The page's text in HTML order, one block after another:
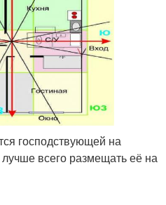
господствующей на
всего размещать её на